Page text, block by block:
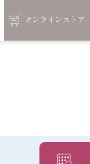
オンラインストア